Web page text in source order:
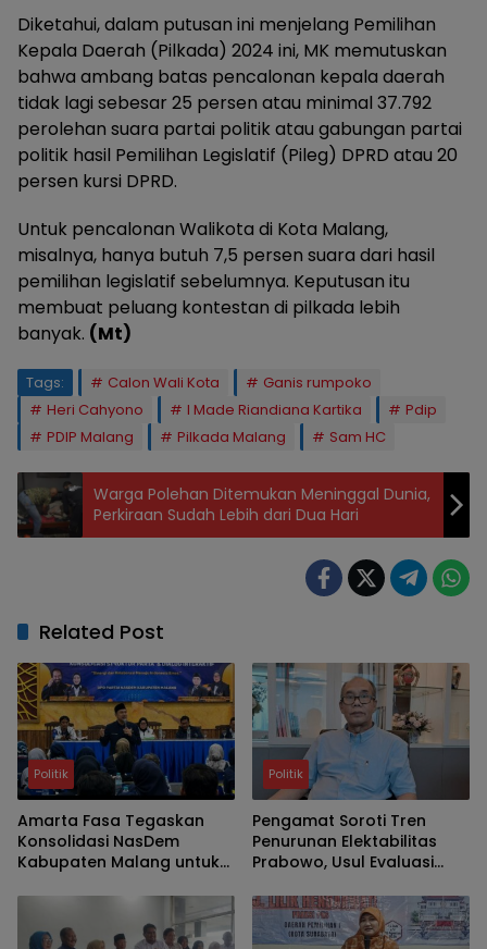
Diketahui, dalam putusan ini menjelang Pemilihan
Kepala Daerah (Pilkada) 2024 ini, MK memutuskan
bahwa ambang batas pencalonan kepala daerah
tidak lagi sebesar 25 persen atau minimal 37.792
perolehan suara partai politik atau gabungan partai
politik hasil Pemilihan Legislatif (Pileg) DPRD atau 20
persen kursi DPRD.
Untuk pencalonan Walikota di Kota Malang,
misalnya, hanya butuh 7,5 persen suara dari hasil
pemilihan legislatif sebelumnya. Keputusan itu
membuat peluang kontestan di pilkada lebih
banyak. (Mt)
Tags: Calon Wali Kota
Ganis rumpoko
Heri Cahyono
I Made Riandiana Kartika
Pdip
PDIP Malang
Pilkada Malang Sam HC
Warga Polehan Ditemukan Meninggal Dunia,
Perkiraan Sudah Lebih dari Dua Hari
Related Post
Politik
Amarta Fasa Tegaskan
Konsolidasi NasDem
Kabupaten Malang untuk
dan Solutif
Politik
Pengamat Soroti Tren
Penurunan Elektabilitas
Prabowo, Usul Evaluasi